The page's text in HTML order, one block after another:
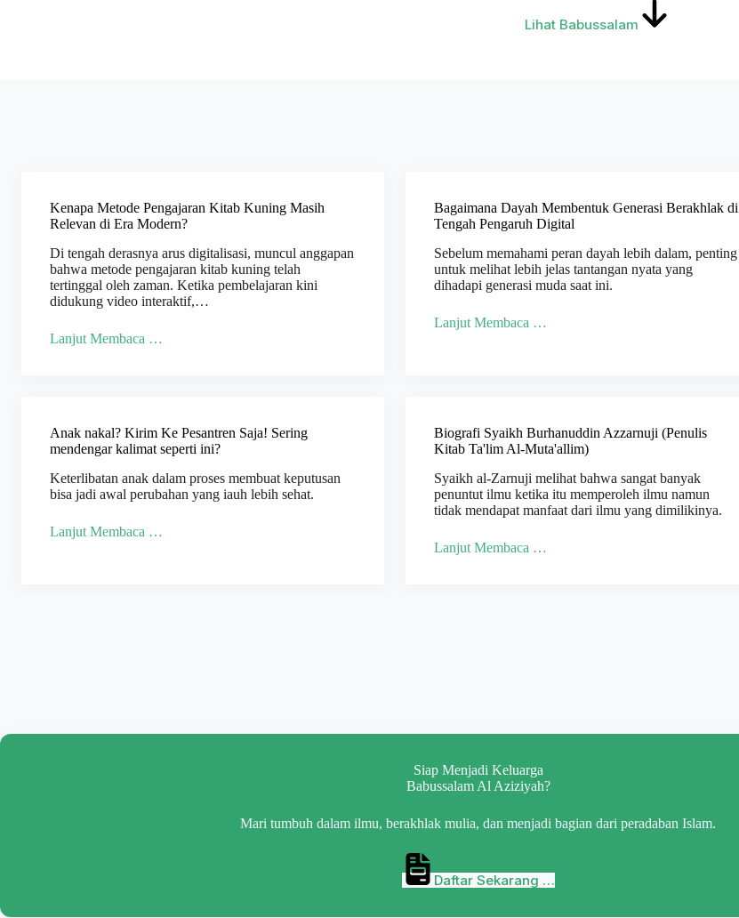
Lihat Babussalam
Kenapa Metode Pengajaran Kitab Kuning Masih
Relevan di Era Modern?
Di tengah derasnya arus digitalisasi, muncul anggapan
bahwa metode pengajaran kitab kuning telah
tertinggal oleh zaman. Ketika pembelajaran kini
didukung video interaktif,…
Lanjut Membaca …
Bagaimana Dayah Membentuk Generasi Berakhlak di
Tengah Pengaruh Digital
Sebelum memahami peran dayah lebih dalam, penting
untuk melihat lebih jelas tantangan nyata yang
dihadapi generasi muda saat ini.
Lanjut Membaca …
Anak nakal? Kirim Ke Pesantren Saja! Sering
mendengar kalimat seperti ini?
Keterlibatan anak dalam proses membuat keputusan
bisa jadi awal perubahan yang iauh lebih sehat.
Lanjut Membaca …
Biografi Syaikh Burhanuddin Azzarnuji (Penulis
Kitab Ta'lim Al-Muta'allim)
Syaikh al-Zarnuji melihat bahwa sangat banyak
penuntut ilmu ketika itu memperoleh ilmu namun
tidak mendapat manfaat dari ilmu yang dimilikinya.
Lanjut Membaca …
Siap Menjadi Keluarga
Babussalam Al Aziziyah?
Mari tumbuh dalam ilmu, berakhlak mulia, dan menjadi bagian dari peradaban Islam.
Daftar Sekarang …